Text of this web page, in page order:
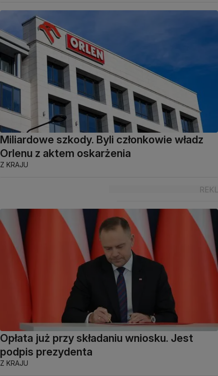
Miliardowe szkody. Byli członkowie władz
Orlenu z aktem oskarżenia
Z KRAJU
Opłata już przy składaniu wniosku. Jest
podpis prezydenta
Z KRAJU